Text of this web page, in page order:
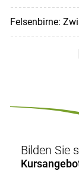
Felsenbirne:
Bilden Sie